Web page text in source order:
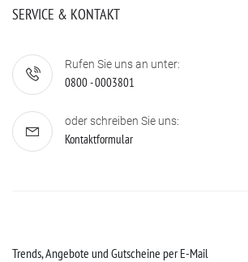
SERVICE & KONTAKT
Rufen Sie uns an unter:
0800 - 0003801
oder schreiben Sie uns:
Kontaktformular
Trends, Angebote und Gutscheine per E-Mail